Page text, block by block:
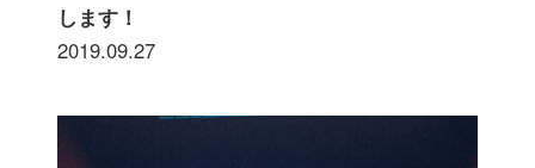
します！
2019.09.27